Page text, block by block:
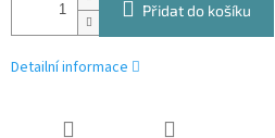
Přidat do košíku
Detailní informace